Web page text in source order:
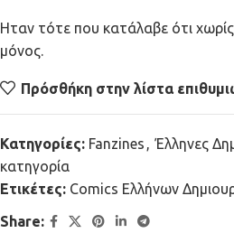
Ηταν τότε που κατάλαβε ότι
μόνος.
Πρόσθήκη στην λίστα
Κατηγορίες: Fanzines , Έλληνες
κατηγορία
Ετικέτες: Comics Ελλήνων
Share: